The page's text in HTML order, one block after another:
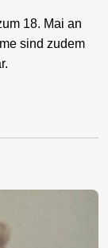
18. Mai an
sind zudem